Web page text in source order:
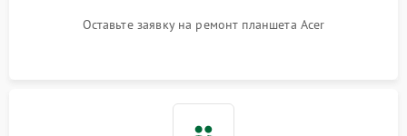
Оставьте заявку на ремонт планшета Acer